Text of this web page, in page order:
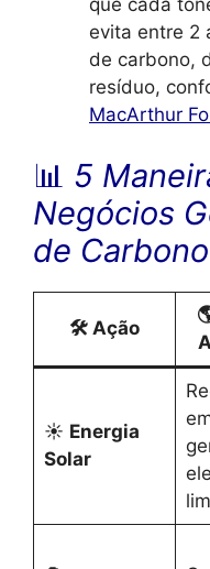
que cada
evita entre 2
de carbono,
resíduo,
MacArthur
📊 5
Negócios
de Carbono
🛠️ Ação
☀️ Energia
Solar